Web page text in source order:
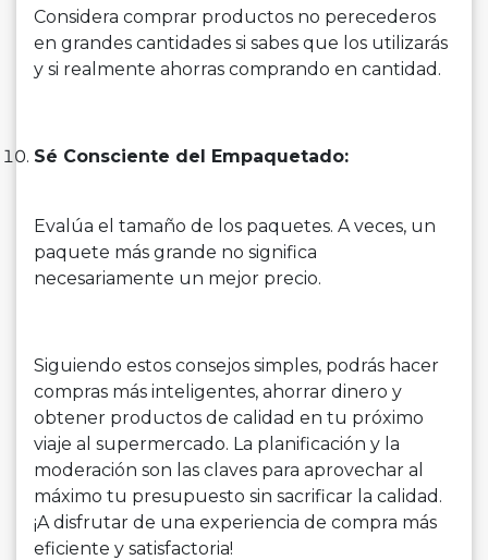
Considera comprar productos no perecederos
en grandes cantidades si sabes que los utilizarás
y si realmente ahorras comprando en cantidad.
Sé Consciente del Empaquetado:
Evalúa el tamaño de los paquetes. A veces, un
paquete más grande no significa
necesariamente un mejor precio.
Siguiendo estos consejos simples, podrás hacer
compras más inteligentes, ahorrar dinero y
obtener productos de calidad en tu próximo
viaje al supermercado. La planificación y la
moderación son las claves para aprovechar al
máximo tu presupuesto sin sacrificar la calidad.
¡A disfrutar de una experiencia de compra más
eficiente y satisfactoria!